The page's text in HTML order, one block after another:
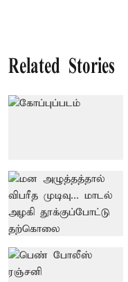
Related Stories